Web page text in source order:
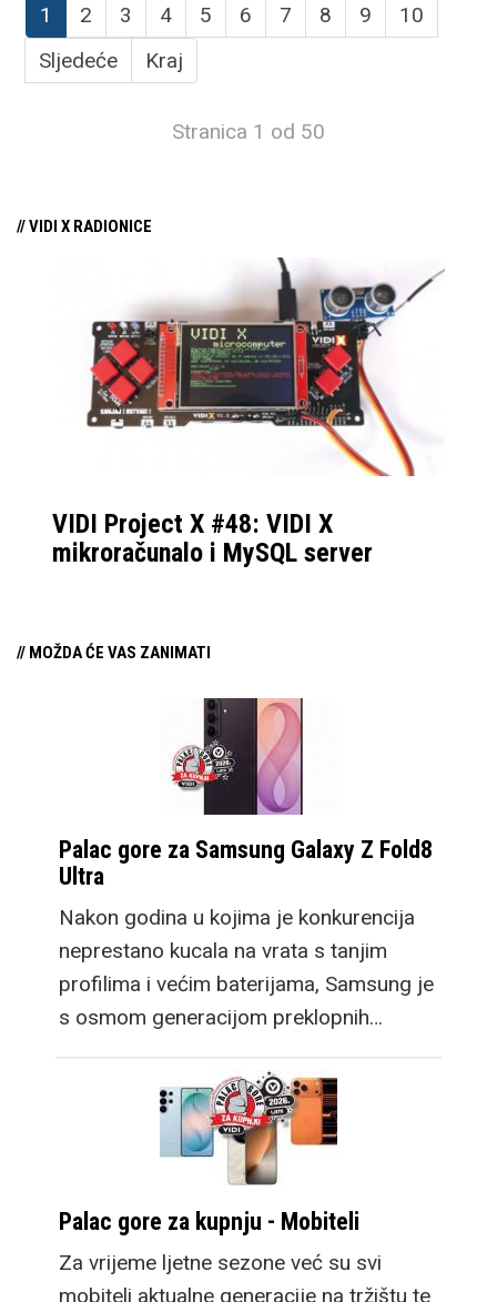
1 2 3 4 5 6 7 8 9
10
Sljedeće
Kraj
Stranica 1 od 50
// VIDI X RADIONICE
VIDI Project X #48: VIDI X
mikroračunalo i MySQL server
// MOŽDA ĆE VAS ZANIMATI
Palac gore za Samsung Galaxy Z Fold8
Ultra
Nakon godina u kojima je konkurencija
neprestano kucala na vrata s tanjim
profilima i većim baterijama, Samsung je
s osmom generacijom preklopnih…
Palac gore za kupnju - Mobiteli
Za vrijeme ljetne sezone već su svi
mobiteli aktualne generacije na tržištu te